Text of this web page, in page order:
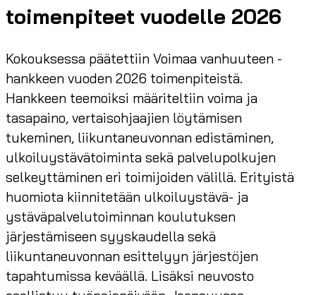
toimenpiteet vuodelle 2026
Kokouksessa päätettiin Voimaa vanhuuteen -
hankkeen vuoden 2026 toimenpiteistä.
Hankkeen teemoiksi määriteltiin voima ja
tasapaino, vertaisohjaajien löytämisen
tukeminen, liikuntaneuvonnan edistäminen,
ulkoiluystävätoiminta sekä palvelupolkujen
selkeyttäminen eri toimijoiden välillä. Erityistä
huomiota kiinnitetään ulkoiluystävä- ja
ystäväpalvelutoiminnan koulutuksen
järjestämiseen syyskaudella sekä
liikuntaneuvonnan esittelyyn järjestöjen
tapahtumissa keväällä. Lisäksi neuvosto